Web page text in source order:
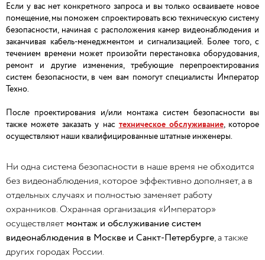
Если у вас нет конкретного запроса и вы только осваиваете новое
помещение, мы поможем спроектировать всю техническую систему
безопасности, начиная с расположения камер видеонаблюдения и
заканчивая кабель-менеджментом и сигнализацией. Более того, с
течением времени может произойти перестановка оборудования,
ремонт и другие изменения, требующие перепроектирования
систем безопасности, в чем вам помогут специалисты Император
Техно.
После проектирования и/или монтажа систем безопасности вы
также можете заказать у настехническое обслуживание, которое
осуществляют наши квалифицированные штатные инженеры.
Ни одна система безопасности в наше время не обходится
без видеонаблюдения, которое эффективно дополняет, а в
отдельных случаях и полностью заменяет работу
охранников. Охранная организация «Император»
осуществляет монтаж и обслуживание систем
видеонаблюдения в Москве и Санкт-Петербурге, а также
других городах России.